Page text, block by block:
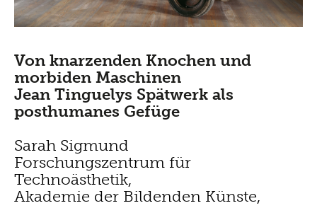
Von knarzenden Knochen und
morbiden Maschinen
Jean Tinguelys Spätwerk als
posthumanes Gefüge
Sarah Sigmund
Forschungszentrum für
Technoästhetik,
Akademie der Bildenden Künste,